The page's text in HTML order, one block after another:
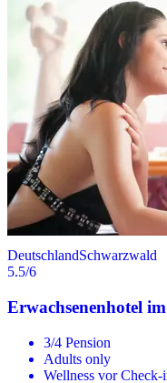
DeutschlandSchwarzwald
5.5/6
Erwachsenenhotel
3/4 Pension
Adults only
Wellness vor